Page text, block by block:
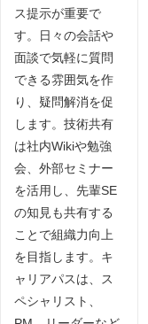
ス提示が重要で
す。日々の会話や
面談で気軽に質問
できる雰囲気を作
り、疑問解消を促
します。技術共有
は社内Wikiや勉強
会、外部セミナー
を活用し、先輩SE
の知見も共有する
ことで組織力向上
を目指します。キ
ャリアパスは、ス
ペシャリスト、